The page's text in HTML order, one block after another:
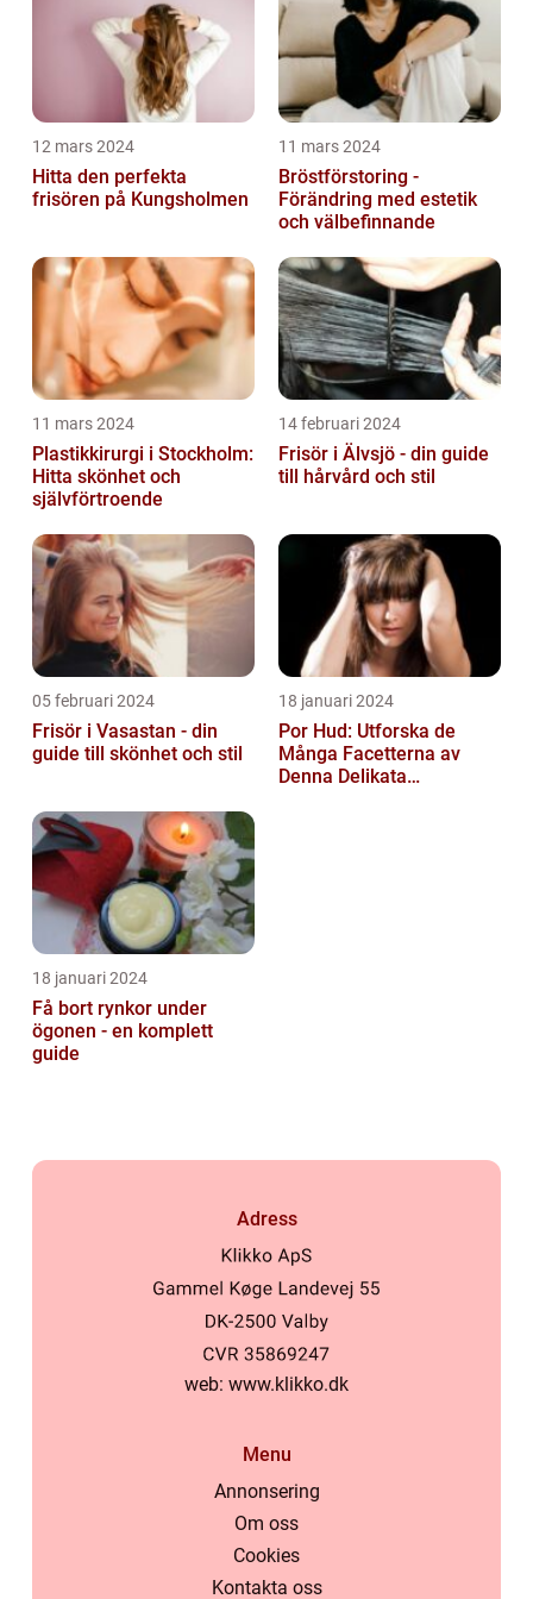
12 mars 2024
Hitta den perfekta
frisören på Kungsholmen
11 mars 2024
Bröstförstoring -
Förändring med estetik
och välbefinnande
11 mars 2024
Plastikkirurgi i Stockholm:
Hitta skönhet och
självförtroende
14 februari 2024
Frisör i Älvsjö - din guide
till hårvård och stil
05 februari 2024
Frisör i Vasastan - din
guide till skönhet och stil
18 januari 2024
Por Hud: Utforska de
Många Facetterna av
Denna Delikata
18 januari 2024
Få bort rynkor under
ögonen - en komplett
guide
Adress
web: www.klikko.dk
Menu
Annonsering
Om oss
Cookies
Kontakta oss